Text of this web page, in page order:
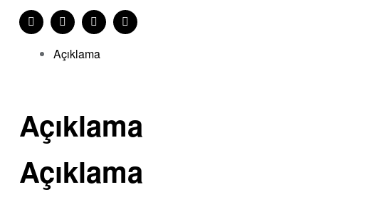
Share:
FacebookTwitterLinkedinPinterest
Açıklama
Açıklama
Açıklama